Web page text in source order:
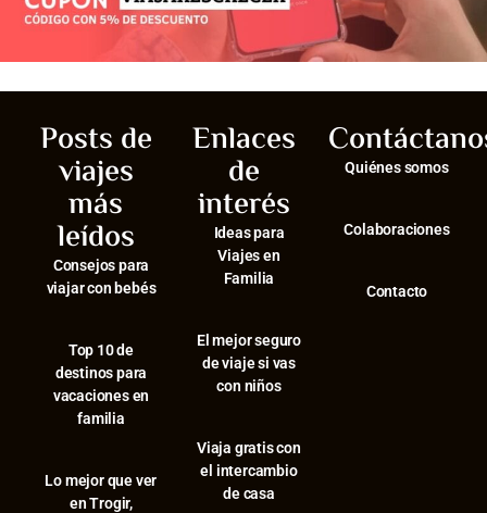
Posts de
viajes
más
leídos
Consejos para
viajar con bebés
⁠Top 10 de
destinos para
vacaciones en
familia
⁠Lo mejor que ver
en Trogir,
Enlaces
de
interés
Ideas para
Viajes en
Familia
El mejor seguro
de viaje si vas
con niños
Viaja gratis con
el intercambio
de casa
Quiénes somos
Colaboraciones
Contacto